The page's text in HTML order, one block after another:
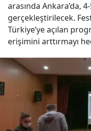
arasında Ankara’da,
gerçekleştirilecek.
Türkiye’ye açılan
erişimini arttırmayı